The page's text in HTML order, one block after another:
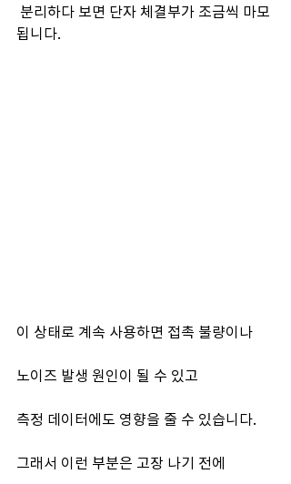
분리하다 보면 단자 체결부가 조금씩 마모
됩니다.
이 상태로 계속 사용하면 접촉 불량이나
노이즈 발생 원인이 될 수 있고
측정 데이터에도 영향을 줄 수 있습니다.
그래서 이런 부분은 고장 나기 전에